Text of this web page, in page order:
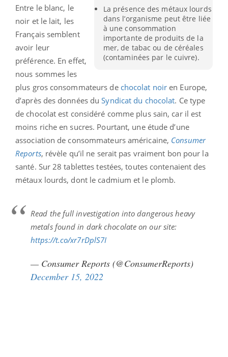
La présence des métaux lourds
dans l’organisme peut être liée
à une consommation
importante de produits de la
mer, de tabac ou de céréales
(contaminées par le cuivre).
Entre le blanc, le
noir et le lait, les
Français semblent
avoir leur
préférence. En effet,
nous sommes les
plus gros consommateurs de chocolat noir en Europe,
d’après des données duSyndicat du chocolat. Ce type
de chocolat est considéré comme plus sain, car il est
moins riche en sucres. Pourtant, une étude d’une
association de consommateurs américaine, Consumer
Reports, révèle qu’il ne serait pas vraiment bon pour la
santé. Sur 28 tablettes testées, toutes contenaient des
métaux lourds, dont le cadmium et le plomb.
Read the full investigation into dangerous heavy
metals found in dark chocolate on our site:
https://t.co/xr7rDplS7I
— Consumer Reports (@ConsumerReports)
December 15, 2022